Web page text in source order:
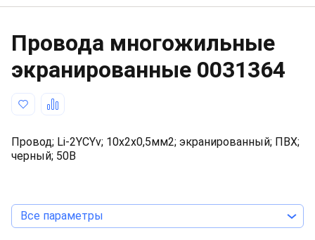
Провода многожильные
экранированные 0031364
Провод; Li-2YCYv; 10x2x0,5мм2; экранированный; ПВХ;
черный; 50В
Все параметры